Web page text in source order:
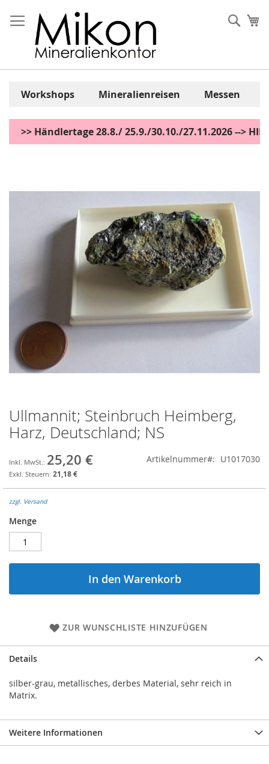
Inhalt
springen
Workshops Mineralienreisen Messen
>> Händlertage 28.8./ 25.9./30.10./27.11.2026 -->
Zum
Anfang
der
springen
Ullmannit; Steinbruch Heimberg,
Harz, Deutschland; NS
25,20 €
21,18 €
Artikelnummer U1017030
zzgl. Versand
Menge
In den Warenkorb
ZUR WUNSCHLISTE HINZUFÜGEN
Details
silber-grau, metallisches, derbes Material, sehr reich in
Matrix.
Weitere Informationen